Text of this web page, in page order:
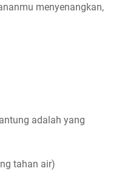
menyenangkan,
adalah yang
tahan air)